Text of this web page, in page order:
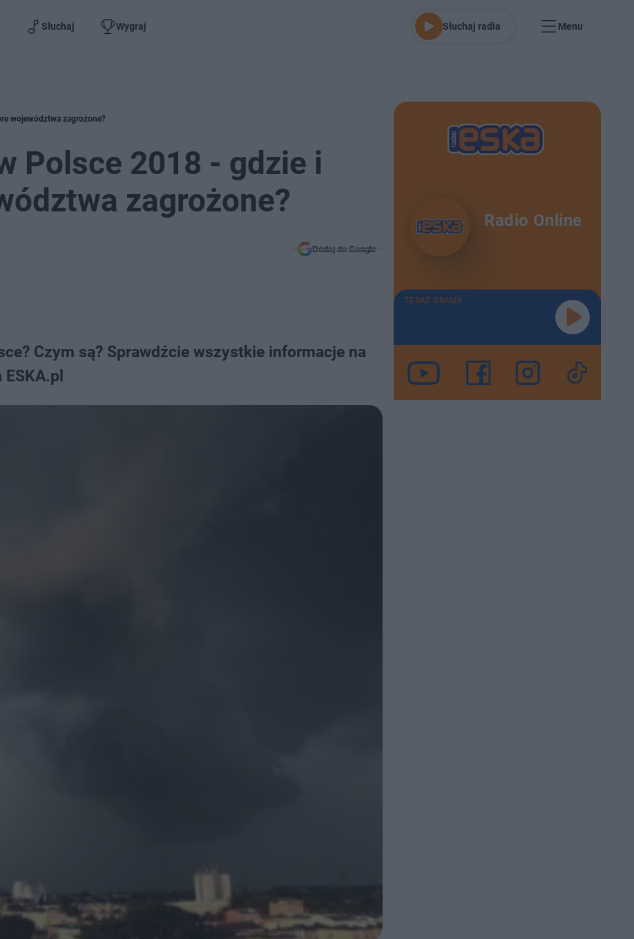
Słuchaj Wygraj Słuchaj radia Menu
województwa zagrożone?
Polsce 2018 - gdzie i
zagrożone?
Dodaj do Google
Czym są? Sprawdźcie wszystkie informacje na
Radio Online
TERAZ GRAMY